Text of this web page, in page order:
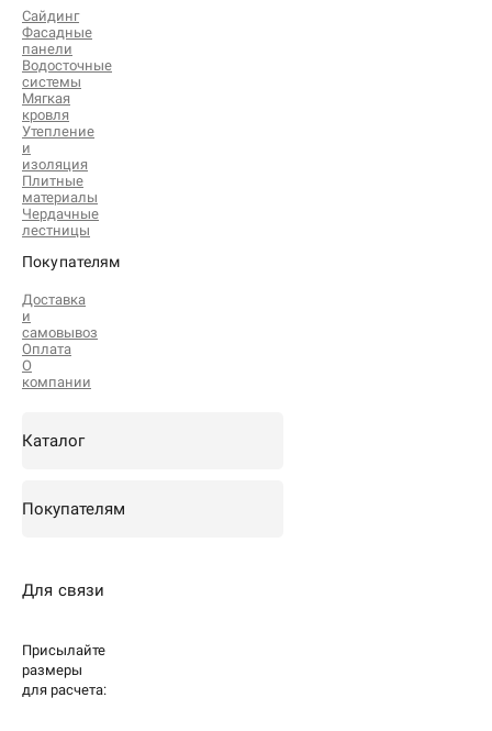
Сайдинг
Фасадные
панели
Водосточные
системы
Мягкая
кровля
Утепление
и
изоляция
Плитные
материалы
Чердачные
лестницы
Покупателям
Доставка
и
самовывоз
Оплата
О
компании
Каталог
Покупателям
Для связи
Присылайте
размеры
для расчета: